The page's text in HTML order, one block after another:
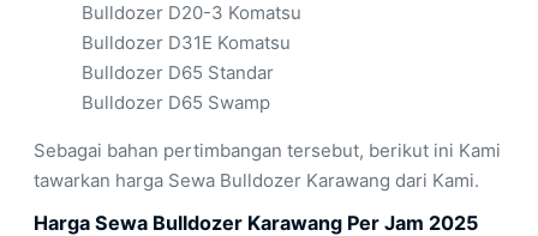
Bulldozer D20-3 Komatsu
Bulldozer D31E Komatsu
Bulldozer D65 Standar
Bulldozer D65 Swamp
Sebagai bahan pertimbangan tersebut, berikut ini Kami
tawarkan harga Sewa Bulldozer Karawang dari Kami.
Harga Sewa Bulldozer Karawang Per Jam 2025